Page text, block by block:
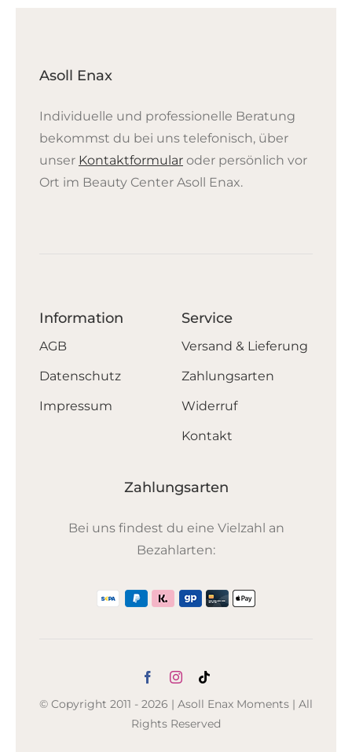
Asoll Enax
Individuelle und professionelle Beratung
bekommst du bei uns telefonisch, über
unser Kontaktformularoder persönlich vor
Ort im Beauty Center Asoll Enax.
Information
AGB
Datenschutz
Impressum
Service
Versand & Lieferung
Zahlungsarten
Widerruf
Kontakt
Zahlungsarten
Bei uns findest du eine Vielzahl an
Bezahlarten:
© Copyright 2011 - 2026 | Asoll Enax Moments | All
Rights Reserved